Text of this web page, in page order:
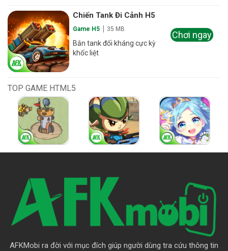
Chiến Tank Đi Cảnh H5
Game H5 35 MB
Bắn tank đối kháng cực kỳ
khốc liệt
Chơi ngay
TOP GAME HTML5
AFKMobi ra đời với mục đích giúp người dùng tra cứu thông tin